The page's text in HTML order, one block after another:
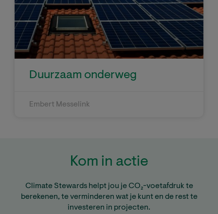
Duurzaam onderweg
Embert Messelink
Kom in actie
Climate Stewards helpt jou je CO₂-voetafdruk te
berekenen, te verminderen wat je kunt en de rest te
investeren in projecten.